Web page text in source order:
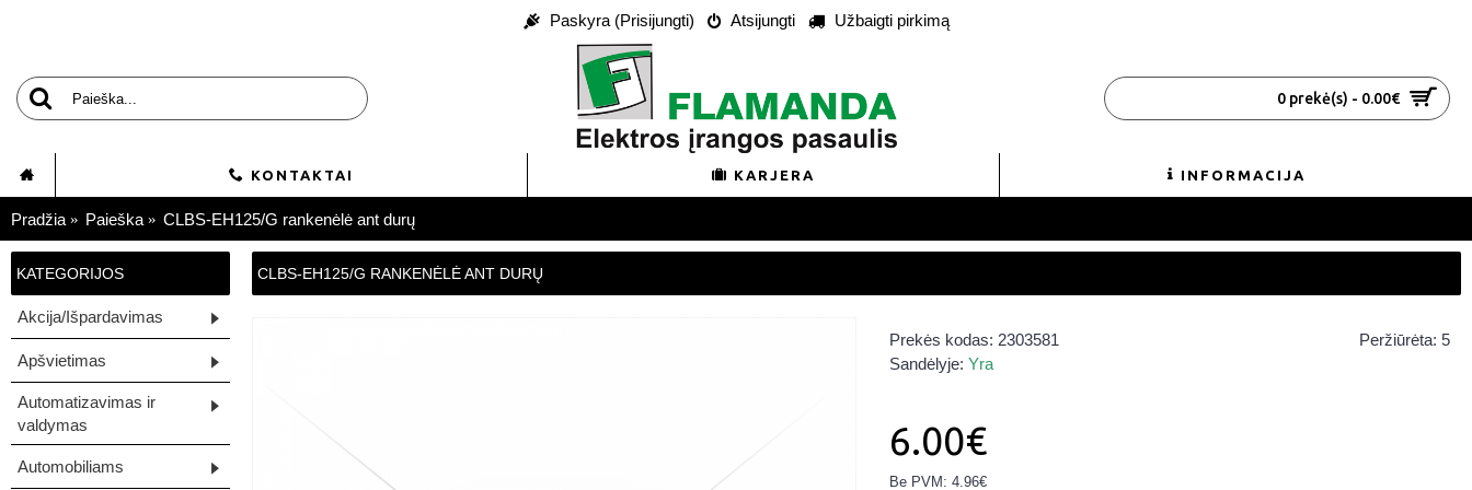
Paskyra (Prisijungti) Atsijungti Užbaigti pirkimą
0 prekė(s) - 0.00€
KONTAKTAI KARJERA INFORMACIJA
Pradžia Paieška CLBS-EH125/G rankenėlė ant durų
KATEGORIJOS
Akcija/Išpardavimas
Apšvietimas
Automatizavimas ir
valdymas
Automobiliams
CLBS-EH125/G RANKENĖLĖ ANT DURŲ
Peržiūrėta: 5
Prekės kodas: 2303581
Sandėlyje: Yra
6.00€
Be PVM: 4.96€